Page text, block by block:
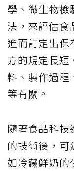
學、微生物檢
法，來評估食
進而訂定出保
方的規定長短
料、製作過程
等有關。
隨著食品科技
的技術後，可
如冷藏鮮奶的